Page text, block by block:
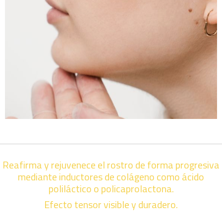
Reafirma y rejuvenece el rostro de forma progresiva
mediante inductores de colágeno como ácido
poliláctico o policaprolactona.
Efecto tensor visible y duradero.